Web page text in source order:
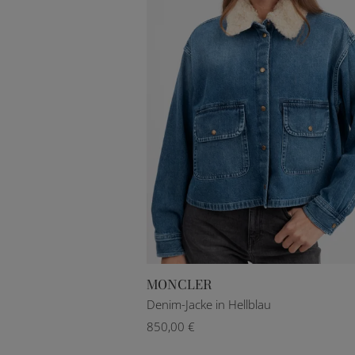
IT 40 IT 42
MONCLER
Denim-Jacke in Hellblau
850,00 €